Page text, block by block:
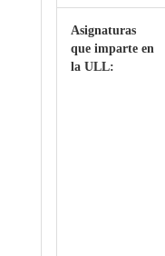
Asignaturas
que imparte en
la ULL: